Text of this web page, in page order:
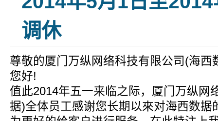
调休
尊敬的厦门万纵网络科技有限公司(海西
您好!
值此2014年五一来临之际，厦门万纵网
据)全体员工感谢您长期以來对海西数据